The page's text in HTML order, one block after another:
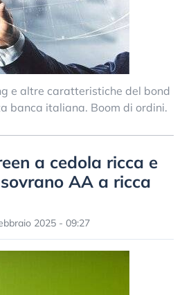
e altre caratteristiche del bond
banca italiana. Boom di ordini.
a cedola ricca e
AA a ricca
2025 - 09:27